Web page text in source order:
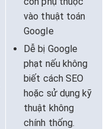
vào thuật toán
Google
Dễ bị Google
phạt nếu không
biết cách SEO
hoặc sử dụng kỹ
thuật không
chính thống.